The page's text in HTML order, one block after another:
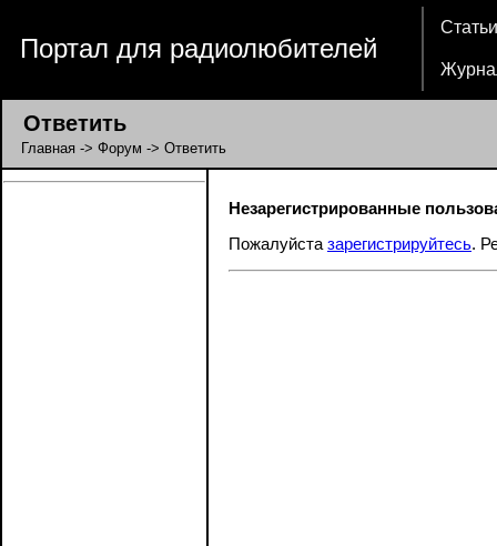
Портал для радиолюбителей
Статьи
Ответить
Главная -> Форум -> Ответить
Незарегистрированные
Пожалуйста зарегистрируйтесь.